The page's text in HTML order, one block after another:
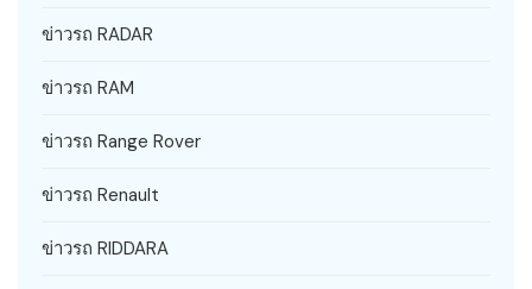
ข่าวรถ RADAR
ข่าวรถ RAM
ข่าวรถ Range Rover
ข่าวรถ Renault
ข่าวรถ RIDDARA